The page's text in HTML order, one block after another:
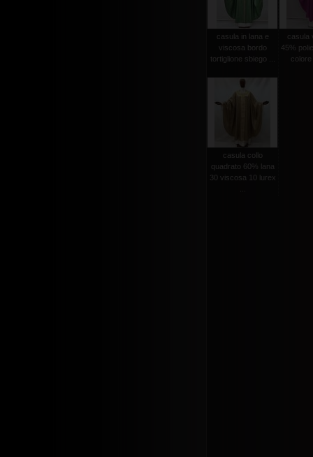
casula in lana e
viscosa bordo
tortiglione sbiego ...
casula
45%
casula collo
quadrato 60% lana
30 viscosa 10 lurex